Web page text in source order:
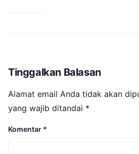
Tinggalkan Balasan
Alamat email Anda tidak akan
yang wajib ditandai *
Komentar *